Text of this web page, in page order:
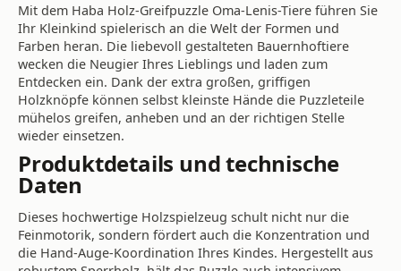
Mit dem Haba Holz-Greifpuzzle Oma-Lenis-Tiere führen Sie
Ihr Kleinkind spielerisch an die Welt der Formen und
Farben heran. Die liebevoll gestalteten Bauernhoftiere
wecken die Neugier Ihres Lieblings und laden zum
Entdecken ein. Dank der extra großen, griffigen
Holzknöpfe können selbst kleinste Hände die Puzzleteile
mühelos greifen, anheben und an der richtigen Stelle
wieder einsetzen.
Produktdetails und technische
Daten
Dieses hochwertige Holzspielzeug schult nicht nur die
Feinmotorik, sondern fördert auch die Konzentration und
die Hand-Auge-Koordination Ihres Kindes. Hergestellt aus